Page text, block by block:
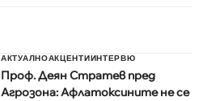
АКТУАЛНОАКЦЕНТИИНТЕРВЮ
Проф. Деян Стратев пред
Агрозона: Афлатоксините не се